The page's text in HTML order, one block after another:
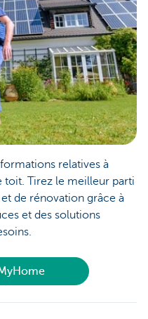
relatives à
toit. Tirez le meilleur parti
de rénovation grâce à
et des solutions